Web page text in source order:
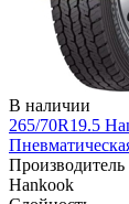
В наличии
265/70R19.5
Производитель
Hankook